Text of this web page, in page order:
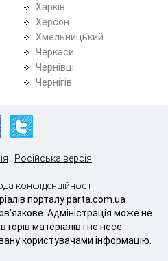
Харків
Херсон
Хмельницький
Черкаси
Чернівці
Чернігів
Російська версія
конфіденційності
порталу parta.com.ua
Адміністрація може не
матеріалів і не несе
користувачами інформацію.